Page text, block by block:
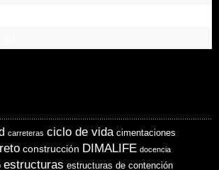
carreteras ciclo de vida cimentaciones
construcción DIMALIFE docencia
estructuras estructuras de contención